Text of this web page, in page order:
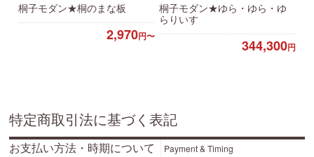
桐子モダン★桐のまな板
2,970円〜
桐子モダン★ゆら・ゆら・ゆ
らりいす
344,300円
特定商取引法に基づく表記
お支払い方法・時期について
Payment & Timing